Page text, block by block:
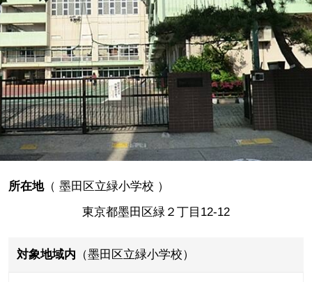
所在地（ 墨田区立緑小学校 ）
東京都墨田区緑２丁目12-12
対象地域内 （墨田区立緑小学校）